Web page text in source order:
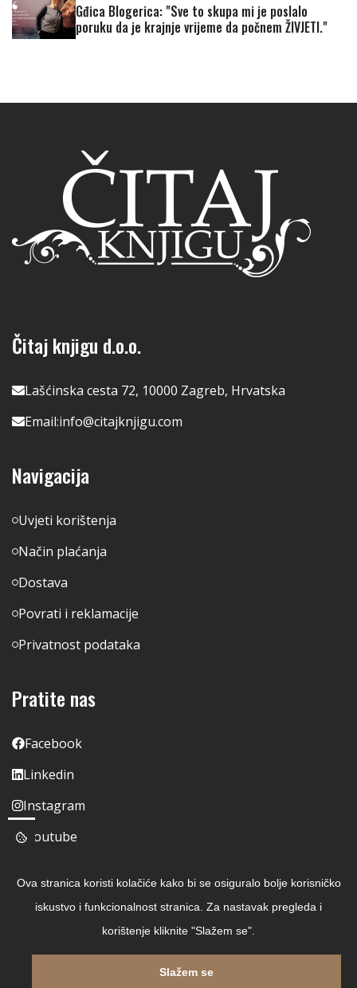
Gđica Blogerica: "Sve to skupa mi je poslalo
poruku da je krajnje vrijeme da počnem ŽIVJETI."
Čitaj knjigu d.o.o.
Lašćinska cesta 72, 10000 Zagreb, Hrvatska
Email:info@citajknjigu.com
Navigacija
Uvjeti korištenja
Način plaćanja
Dostava
Povrati i reklamacije
Privatnost podataka
Pratite nas
Facebook
Linkedin
Instagram
Youtube
Ova stranica koristi kolačiće kako bi se osiguralo bolje korisničko
iskustvo i funkcionalnost stranica. Za nastavak pregleda i
korištenje kliknite "Slažem se".
Slažem se